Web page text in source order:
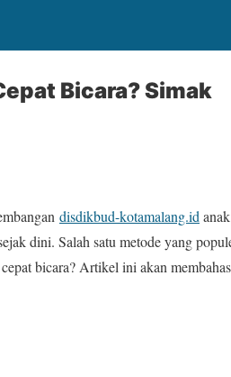
Bicara? Simak
disdikbud-kotamalang.id
dini. Salah satu metode yang
bicara? Artikel ini akan